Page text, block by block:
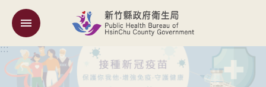
跳到主要內容區塊
機
關
簡
:::